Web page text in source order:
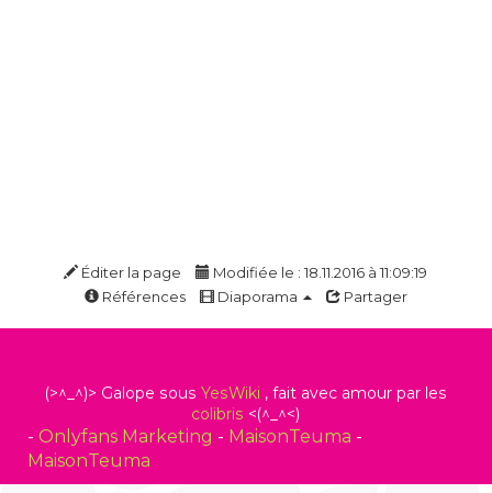
Éditer la page
Modifiée le : 18.11.2016 à 11:09:19
Références
Diaporama Partager
(>^_^)> Galope sous YesWiki , fait avec amour par les
colibris <(^_^<)
- Onlyfans Marketing - MaisonTeuma -
MaisonTeuma